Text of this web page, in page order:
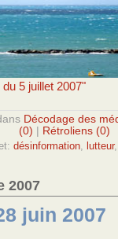
5 juillet 2007"
Décodage des
(0)
Rétroliens (0)
désinformation lutteur
2007
juin 2007